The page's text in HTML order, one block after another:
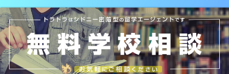
メインコンテンツへスキップ